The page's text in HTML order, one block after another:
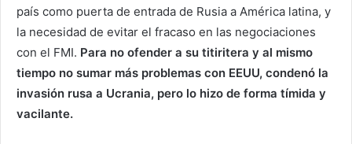
país como puerta de entrada de Rusia a América latina, y
la necesidad de evitar el fracaso en las negociaciones
con el FMI. Para no ofender a su titiritera y al mismo
tiempo no sumar más problemas con EEUU, condenó la
invasión rusa a Ucrania, pero lo hizo de forma tímida y
vacilante.